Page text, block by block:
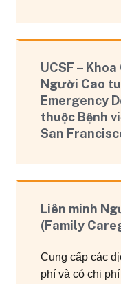
UCSF –
Người Cao
Emergency
thuộc Bệnh
San
Liên minh
(Family
Cung cấp các
phí và có chi